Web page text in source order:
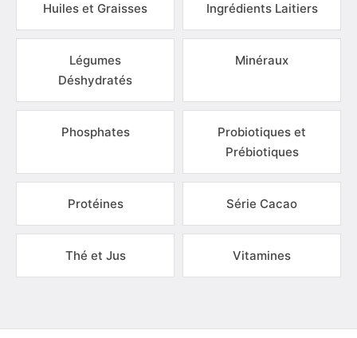
Huiles et Graisses Ingrédients Laitiers
Légumes
Déshydratés
Minéraux
Phosphates
Probiotiques et
Prébiotiques
Protéines Série Cacao
Thé et Jus Vitamines